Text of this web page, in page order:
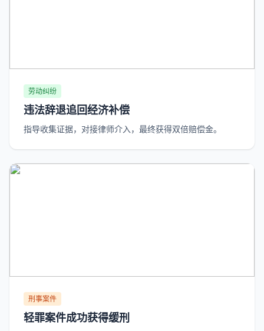
劳动纠纷
违法辞退追回经济补偿
指导收集证据，对接律师介入，最终获得双倍赔偿金。
刑事案件
轻罪案件成功获得缓刑